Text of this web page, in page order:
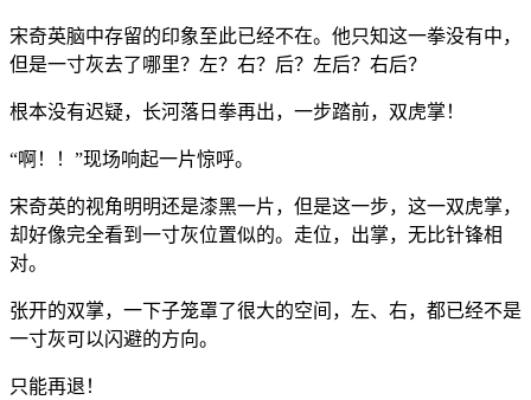
宋奇英脑中存留的印象至此已经不在。他只知这一拳没有中，
但是一寸灰去了哪里？左？右？后？左后？右后？
根本没有迟疑，长河落日拳再出，一步踏前，双虎掌！
“啊！！”现场响起一片惊呼。
宋奇英的视角明明还是漆黑一片，但是这一步，这一双虎掌，
却好像完全看到一寸灰位置似的。走位，出掌，无比针锋相
对。
张开的双掌，一下子笼罩了很大的空间，左、右，都已经不是
一寸灰可以闪避的方向。
只能再退！